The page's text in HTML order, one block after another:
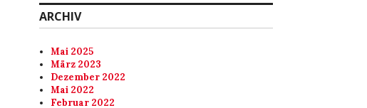
ARCHIV
Mai 2025
März 2023
Dezember 2022
Mai 2022
Februar 2022